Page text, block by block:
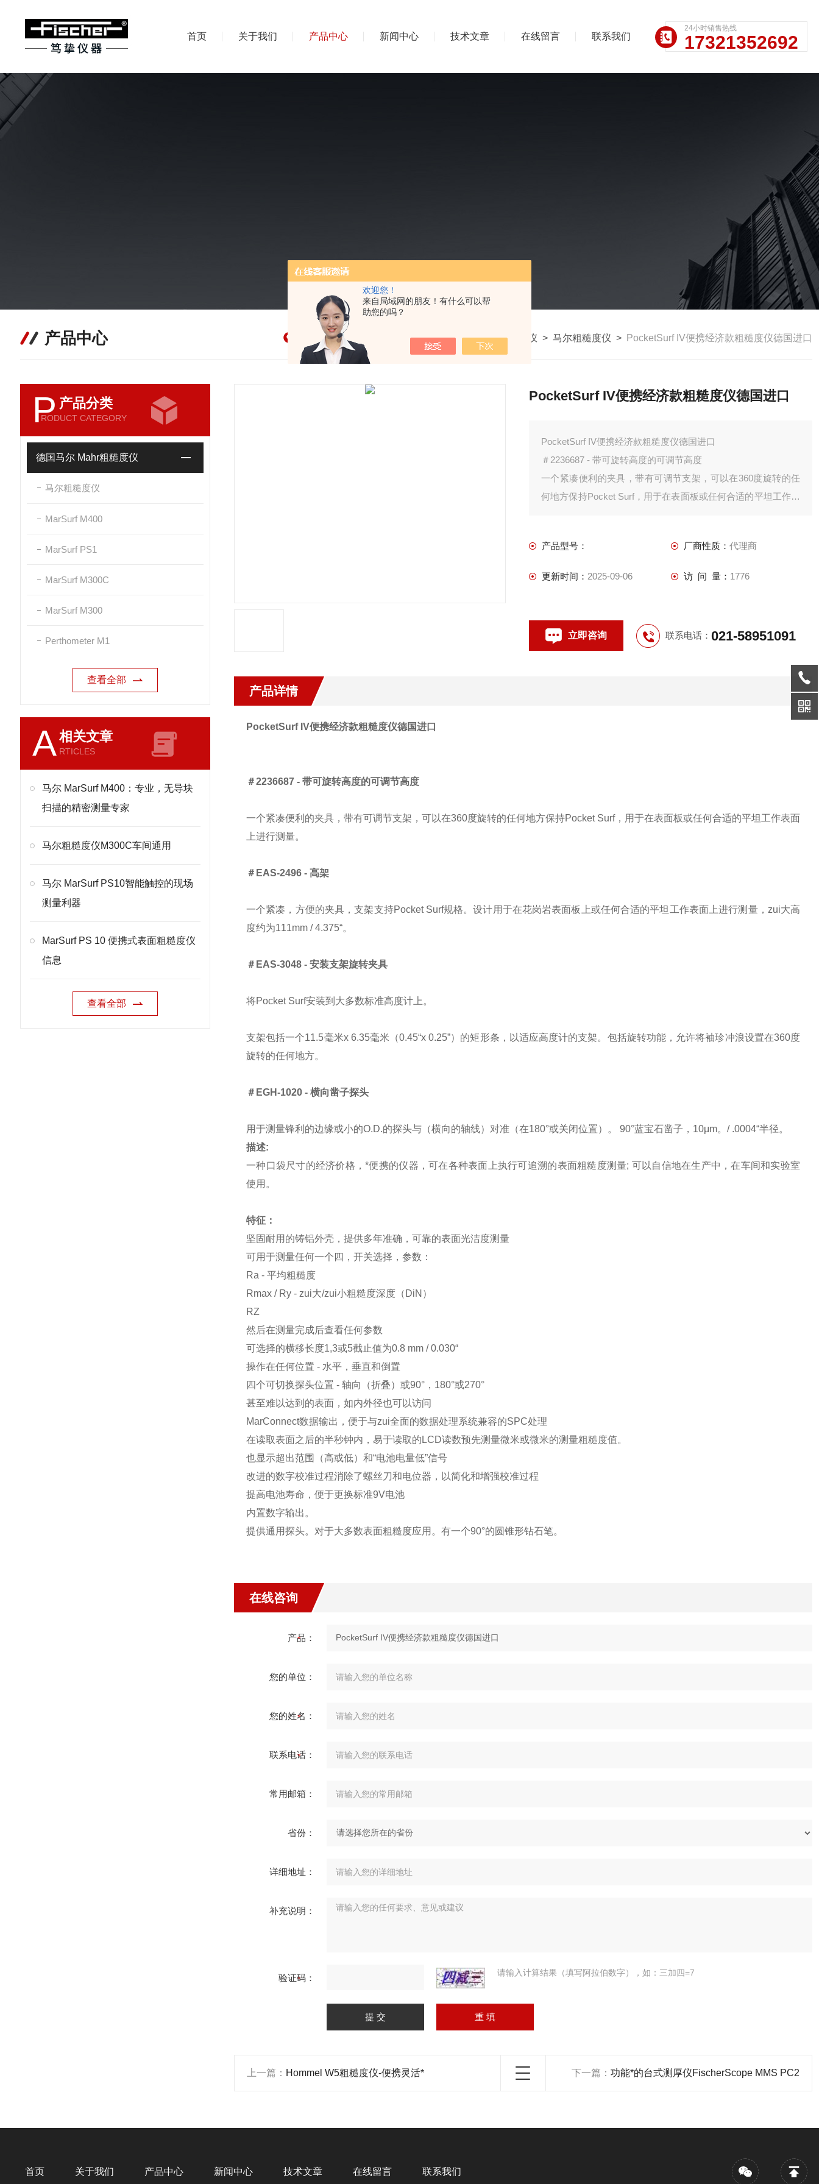
欢迎您！
来自局域网的朋友！有什么可以帮
助您的吗？
首页 关于我们 产品中心 新闻中心 技术文章 在线留言 联系我们
24小时销售热线
17321352692
产品中心 我的位置： 首页 产品中心>德国马尔 Mahr粗糙度仪 > 马尔粗糙度仪 > PocketSurf IV便携经济款粗糙度仪德国进口
P 产品分类
RODUCT CATEGORY
德国马尔 Mahr粗糙度仪
马尔粗糙度仪
MarSurf M400
MarSurf PS1
MarSurf M300C
MarSurf M300
Perthometer M1
查看全部
A相关文章
RTICLES
马尔 MarSurf M400：专业，无导块
扫描的精密测量专家
马尔粗糙度仪M300C车间通用
马尔 MarSurf PS10智能触控的现场
测量利器
MarSurf PS 10 便携式表面粗糙度仪
信息
查看全部
PocketSurf IV便携经济款粗糙度仪德国进口
PocketSurf IV便携经济款粗糙度仪德国进口
＃2236687 - 带可旋转高度的可调节高度
一个紧凑便利的夹具，带有可调节支架，可以在360度旋转的任
何地方保持Pocket Surf，用于在表面板或任何合适的平坦工作表
一个紧凑，方便的夹具，支架支持Pocket Surf规格。设计用于在
花岗岩表面板上或任何合适的平坦工作表面上进行测量，
产品型号： 厂商性质： 代理商
更新时间： 2025-09-06 访 问 量： 1776
立即咨询 联系电话： 021-58951091
产品详情
PocketSurf IV便携经济款粗糙度仪德国进口
＃2236687 - 带可旋转高度的可调节高度
一个紧凑便利的夹具，带有可调节支架，可以在360度旋转的任何地方保持Pocket Surf，用于在表面板或任何合适的平坦工作表面
上进行测量。
＃EAS-2496 - 高架
一个紧凑，方便的夹具，支架支持Pocket Surf规格。设计用于在花岗岩表面板上或任何合适的平坦工作表面上进行测量，zui大高
度约为111mm / 4.375“。
＃EAS-3048 - 安装支架旋转夹具
将Pocket Surf安装到大多数标准高度计上。
支架包括一个11.5毫米x 6.35毫米（0.45“x 0.25”）的矩形条，以适应高度计的支架。包括旋转功能，允许将袖珍冲浪设置在360度
旋转的任何地方。
＃EGH-1020 - 横向凿子探头
用于测量锋利的边缘或小的O.D.的探头与（横向的轴线）对准（在180°或关闭位置）。 90°蓝宝石凿子，10μm。/ .0004“半径。
描述:
一种口袋尺寸的经济价格，*便携的仪器，可在各种表面上执行可追溯的表面粗糙度测量; 可以自信地在生产中，在车间和实验室
使用。
特征：
坚固耐用的铸铝外壳，提供多年准确，可靠的表面光洁度测量
可用于测量任何一个四，开关选择，参数：
Ra - 平均粗糙度
Rmax / Ry - zui大/zui小粗糙度深度（DiN）
RZ
然后在测量完成后查看任何参数
可选择的横移长度1,3或5截止值为0.8 mm / 0.030“
操作在任何位置 - 水平，垂直和倒置
四个可切换探头位置 - 轴向（折叠）或90°，180°或270°
甚至难以达到的表面，如内外径也可以访问
MarConnect数据输出，便于与zui全面的数据处理系统兼容的SPC处理
在读取表面之后的半秒钟内，易于读取的LCD读数预先测量微米或微米的测量粗糙度值。
也显示超出范围（高或低）和“电池电量低”信号
改进的数字校准过程消除了螺丝刀和电位器，以简化和增强校准过程
提高电池寿命，便于更换标准9V电池
内置数字输出。
提供通用探头。对于大多数表面粗糙度应用。有一个90°的圆锥形钻石笔。
在线咨询
产品：
您的单位：
您的姓名：
联系电话：
常用邮箱：
省份：
详细地址：
补充说明：
验证码： 请输入计算结果（填写阿拉伯数字），如：三加四=7
上一篇： Hommel W5粗糙度仪-便携灵活* 下一篇： 功能*的台式测厚仪FischerScope MMS PC2
首页 关于我们 产品中心 新闻中心 技术文章 在线留言 联系我们